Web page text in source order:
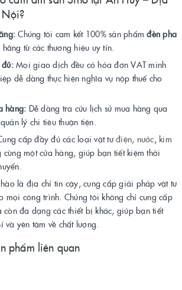
Chúng tôi cam kết 100% sản phẩmđèn pha
từ các thương hiệu uy tín.
Mọi giao dịch đều có hóa đơn VAT minh
dễ dàng thực hiện nghĩa vụ nộp thuế cho
hàng: Dễ dàng tra cứu lịch sử mua hàng qua
lý chi tiêu thuận tiện.
cấp đầy đủ các loại vật tưđiện, nước, kim
cùng một cửa hàng, giúp bạn tiết kiệm thời
là địa chỉ tin cậy, cung cấp giải pháp vật tư
mọi công trình. Chúng tôi không chỉ cung cấp
còn đa dạng các thiết bị khác, giúp bạn tiết
yên tâm về chất lượng.
phẩm liên quan